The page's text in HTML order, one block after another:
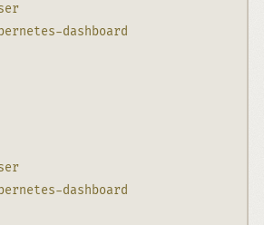
dashboard
dashboard